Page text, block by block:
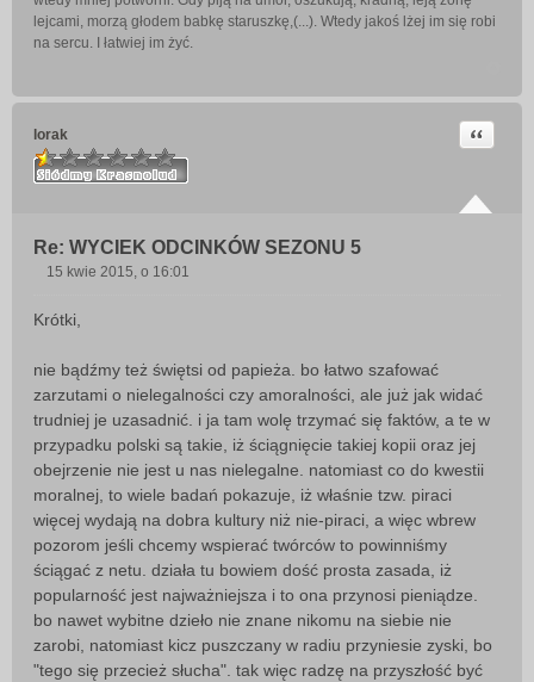
lejcami, morzą głodem babkę staruszkę,(...). Wtedy jakoś lżej im się robi
na sercu. I łatwiej im żyć.
lorak
Re: WYCIEK ODCINKÓW SEZONU 5
Cytuj
s
15 kwie 2015, o 16:01
Krótki,
nie bądźmy też świętsi od papieża. bo łatwo szafować
zarzutami o nielegalności czy amoralności, ale już jak widać
trudniej je uzasadnić. i ja tam wolę trzymać się faktów, a te w
przypadku polski są takie, iż ściągnięcie takiej kopii oraz jej
obejrzenie nie jest u nas nielegalne. natomiast co do kwestii
moralnej, to wiele badań pokazuje, iż właśnie tzw. piraci
więcej wydają na dobra kultury niż nie-piraci, a więc wbrew
pozorom jeśli chcemy wspierać twórców to powinniśmy
ściągać z netu. działa tu bowiem dość prosta zasada, iż
popularność jest najważniejsza i to ona przynosi pieniądze.
bo nawet wybitne dzieło nie znane nikomu na siebie nie
zarobi, natomiast kicz puszczany w radiu przyniesie zyski, bo
"tego się przecież słucha". tak więc radzę na przyszłość być